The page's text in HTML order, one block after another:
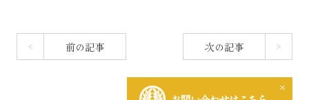
前の記事 次の記事
×